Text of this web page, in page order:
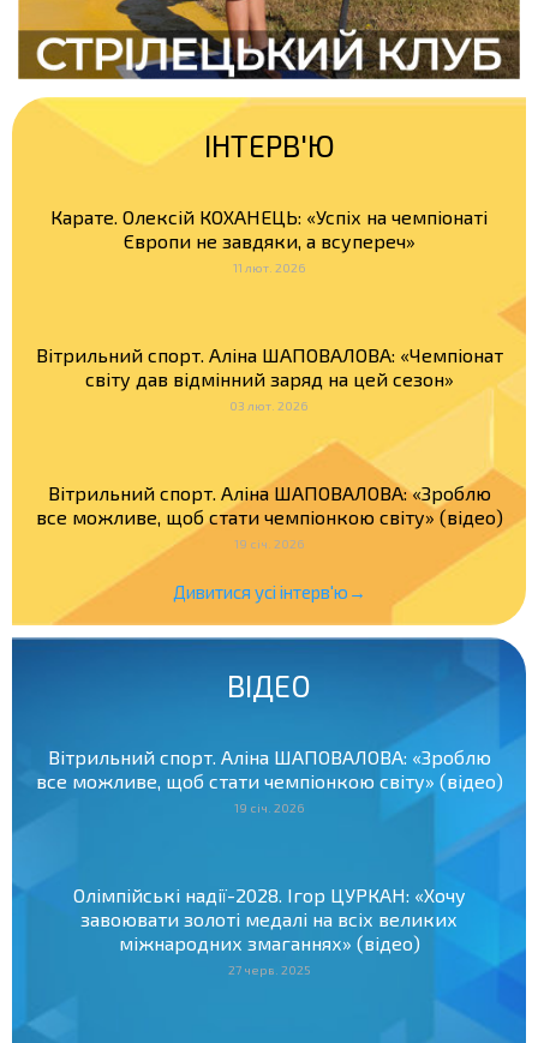
ІНТЕРВ'Ю
Карате. Олексій КОХАНЕЦЬ: «Успіх на чемпіонаті
Європи не завдяки, а всупереч»
11 лют. 2026
Вітрильний спорт. Аліна ШАПОВАЛОВА: «Чемпіонат
світу дав відмінний заряд на цей сезон»
03 лют. 2026
Вітрильний спорт. Аліна ШАПОВАЛОВА: «Зроблю
все можливе, щоб стати чемпіонкою світу» (відео)
19 січ. 2026
Дивитися усі інтерв'ю→
ВІДЕО
Вітрильний спорт. Аліна ШАПОВАЛОВА: «Зроблю
все можливе, щоб стати чемпіонкою світу» (відео)
19 січ. 2026
Олімпійські надії-2028. Ігор ЦУРКАН: «Хочу
завоювати золоті медалі на всіх великих
міжнародних змаганнях» (відео)
27 черв. 2025